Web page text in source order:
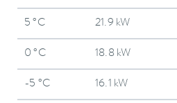
5 °C 21.9 kW
0 °C 18.8 kW
-5 °C 16.1 kW